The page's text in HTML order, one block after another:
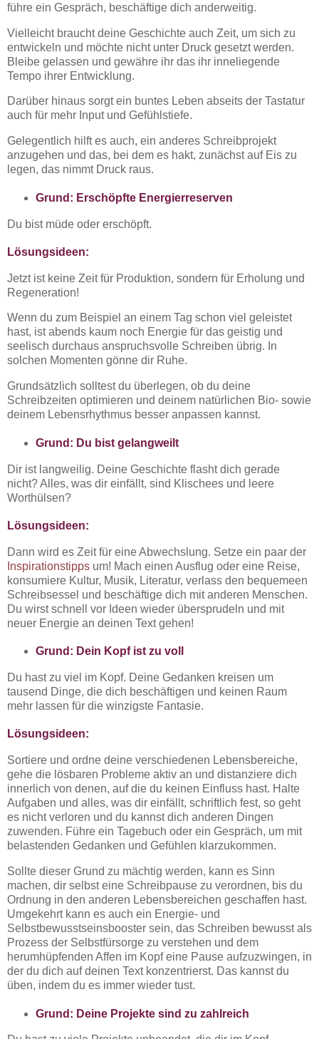
führe ein Gespräch, beschäftige dich anderweitig.
Vielleicht braucht deine Geschichte auch Zeit, um sich zu
entwickeln und möchte nicht unter Druck gesetzt werden.
Bleibe gelassen und gewähre ihr das ihr inneliegende
Tempo ihrer Entwicklung.
Darüber hinaus sorgt ein buntes Leben abseits der Tastatur
auch für mehr Input und Gefühlstiefe.
Gelegentlich hilft es auch, ein anderes Schreibprojekt
anzugehen und das, bei dem es hakt, zunächst auf Eis zu
legen, das nimmt Druck raus.
Grund: Erschöpfte Energierreserven
Du bist müde oder erschöpft.
Lösungsideen:
Jetzt ist keine Zeit für Produktion, sondern für Erholung und
Regeneration!
Wenn du zum Beispiel an einem Tag schon viel geleistet
hast, ist abends kaum noch Energie für das geistig und
seelisch durchaus anspruchsvolle Schreiben übrig. In
solchen Momenten gönne dir Ruhe.
Grundsätzlich solltest du überlegen, ob du deine
Schreibzeiten optimieren und deinem natürlichen Bio- sowie
deinem Lebensrhythmus besser anpassen kannst.
Grund: Du bist gelangweilt
Dir ist langweilig. Deine Geschichte flasht dich gerade
nicht? Alles, was dir einfällt, sind Klischees und leere
Worthülsen?
Lösungsideen:
Dann wird es Zeit für eine Abwechslung. Setze ein paar der
Inspirationstipps um! Mach einen Ausflug oder eine Reise,
konsumiere Kultur, Musik, Literatur, verlass den bequemeen
Schreibsessel und beschäftige dich mit anderen Menschen.
Du wirst schnell vor Ideen wieder übersprudeln und mit
neuer Energie an deinen Text gehen!
Grund: Dein Kopf ist zu voll
Du hast zu viel im Kopf. Deine Gedanken kreisen um
tausend Dinge, die dich beschäftigen und keinen Raum
mehr lassen für die winzigste Fantasie.
Lösungsideen:
Sortiere und ordne deine verschiedenen Lebensbereiche,
gehe die lösbaren Probleme aktiv an und distanziere dich
innerlich von denen, auf die du keinen Einfluss hast. Halte
Aufgaben und alles, was dir einfällt, schriftlich fest, so geht
es nicht verloren und du kannst dich anderen Dingen
zuwenden. Führe ein Tagebuch oder ein Gespräch, um mit
belastenden Gedanken und Gefühlen klarzukommen.
Sollte dieser Grund zu mächtig werden, kann es Sinn
machen, dir selbst eine Schreibpause zu verordnen, bis du
Ordnung in den anderen Lebensbereichen geschaffen hast.
Umgekehrt kann es auch ein Energie- und
Selbstbewusstseinsbooster sein, das Schreiben bewusst als
Prozess der Selbstfürsorge zu verstehen und dem
herumhüpfenden Affen im Kopf eine Pause aufzuzwingen, in
der du dich auf deinen Text konzentrierst. Das kannst du
üben, indem du es immer wieder tust.
Grund: Deine Projekte sind zu zahlreich